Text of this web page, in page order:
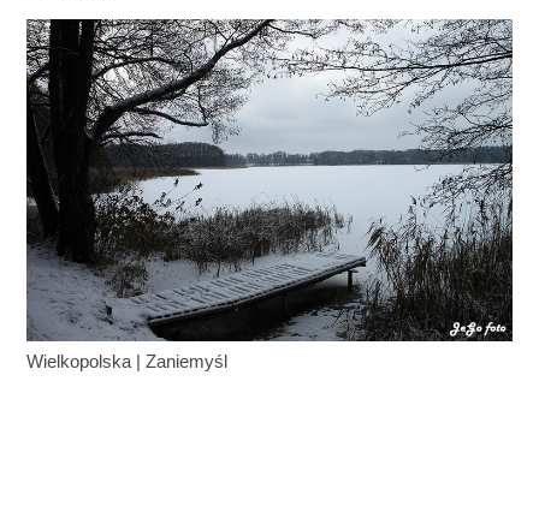
Wielkopolska |Zaniemyśl